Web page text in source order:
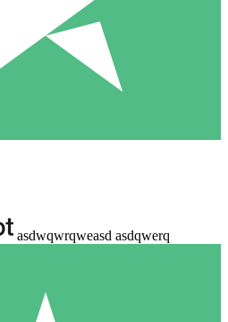
asdwqwrqweasd asdqwerq